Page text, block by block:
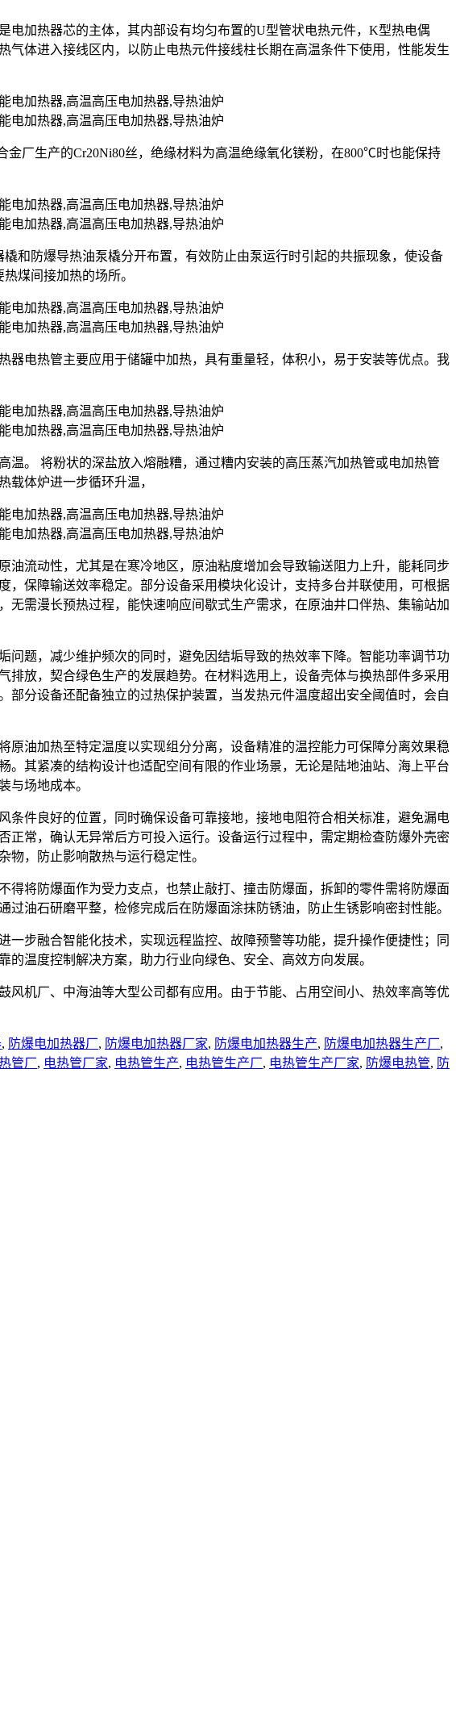
加热器芯的主体，其内部设有均匀布置的U型管状电热元件，K型热电偶
气体进入接线区内，以防止电热元件接线柱长期在高温条件下使用，性能发生
金厂生产的Cr20Ni80丝，绝缘材料为高温绝缘氧化镁粉，在800℃时也能保持
和防爆导热油泵橇分开布置，有效防止由泵运行时引起的共振现象，使设备
煤间接加热的场所。
电热管主要应用于储罐中加热，具有重量轻，体积小，易于安装等优点。我
。 将粉状的深盐放入熔融糟，通过糟内安装的高压蒸汽加热管或电加热管
载体炉进一步循环升温，
流动性，尤其是在寒冷地区，原油粘度增加会导致输送阻力上升，能耗同步
保障输送效率稳定。部分设备采用模块化设计，支持多台并联使用，可根据
需漫长预热过程，能快速响应间歇式生产需求，在原油井口伴热、集输站加
题，减少维护频次的同时，避免因结垢导致的热效率下降。智能功率调节功
放，契合绿色生产的发展趋势。在材料选用上，设备壳体与换热部件多采用
分设备还配备独立的过热保护装置，当发热元件温度超出安全阈值时，会自
油加热至特定温度以实现组分分离，设备精准的温控能力可保障分离效果稳
其紧凑的结构设计也适配空间有限的作业场景，无论是陆地油站、海上平台
与场地成本。
件良好的位置，同时确保设备可靠接地，接地电阻符合相关标准，避免漏电
常，确认无异常后方可投入运行。设备运行过程中，需定期检查防爆外壳密
，防止影响散热与运行稳定性。
将防爆面作为受力支点，也禁止敲打、撞击防爆面，拆卸的零件需将防爆面
油石研磨平整，检修完成后在防爆面涂抹防锈油，防止生锈影响密封性能。
步融合智能化技术，实现远程监控、故障预警等功能，提升操作便捷性；同
温度控制解决方案，助力行业向绿色、安全、高效方向发展。
机厂、中海油等大型公司都有应用。由于节能、占用空间小、热效率高等优
, 防爆电加热器厂, 防爆电加热器厂家, 防爆电加热器生产, 防爆电加热器生产厂,
管厂, 电热管厂家, 电热管生产, 电热管生产厂, 电热管生产厂家, 防爆电热管, 防